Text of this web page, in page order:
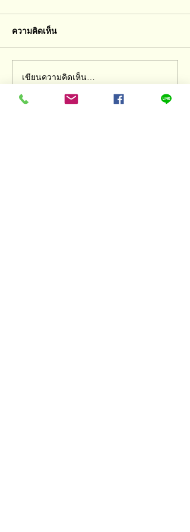
คำเปรียบเทียบเป็นยิ่งกว่า
มีดกรีดใจ
ความคิดเห็น
เขียนความคิดเห็น…